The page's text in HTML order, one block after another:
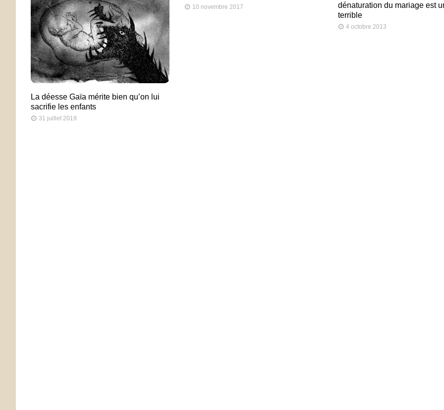
La déesse Gaïa mérite bien qu’on lui
sacrifie les enfants
31 juillet 2019
10 novembre 2017
dénaturation du mariage est
terrible
4 octobre 2013